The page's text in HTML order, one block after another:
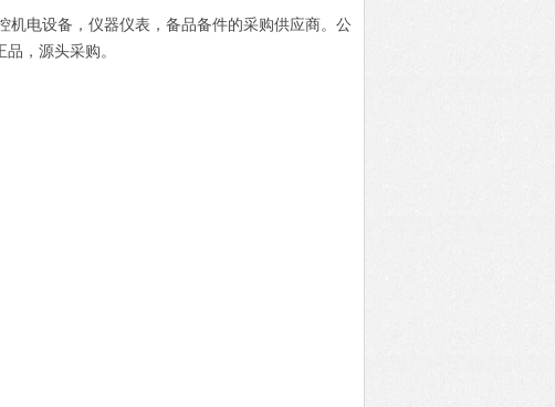
机电设备，仪器仪表，备品备件的采购供应商。公
，源头采购。